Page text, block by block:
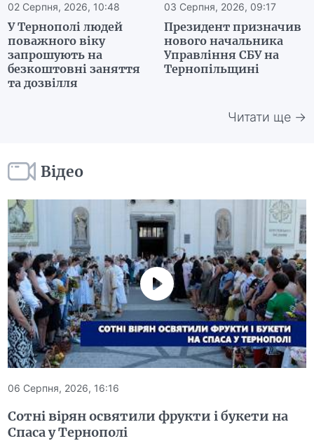
02 Серпня, 2026, 10:48
У Тернополі людей
поважного віку
запрошують на
безкоштовні заняття
та дозвілля
03 Серпня, 2026, 09:17
Президент призначив
нового начальника
Управління СБУ на
Тернопільщині
Читати ще →
Відео
06 Серпня, 2026, 16:16
Сотні вірян освятили фрукти і букети на
Спаса у Тернополі